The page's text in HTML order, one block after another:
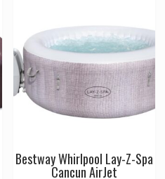
Bestway Whirlpool Lay-Z-Spa
Cancun AirJet